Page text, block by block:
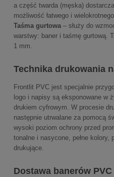
a część twarda (męska)
możliwość łatwego i
Taśma gurtowa– służy do
warstwy: baner i taśmę gurtową.
1 mm.
Technika drukowania
Frontlit PVC jest specjalnie
logo i napisy są eksponowane w
drukiem cyfrowym. W procesie
następnie utrwalane za pomocą
wysoki poziom ochrony przed
tonalne i nasycone, pełne kolory,
drukujące.
Dostawa banerów